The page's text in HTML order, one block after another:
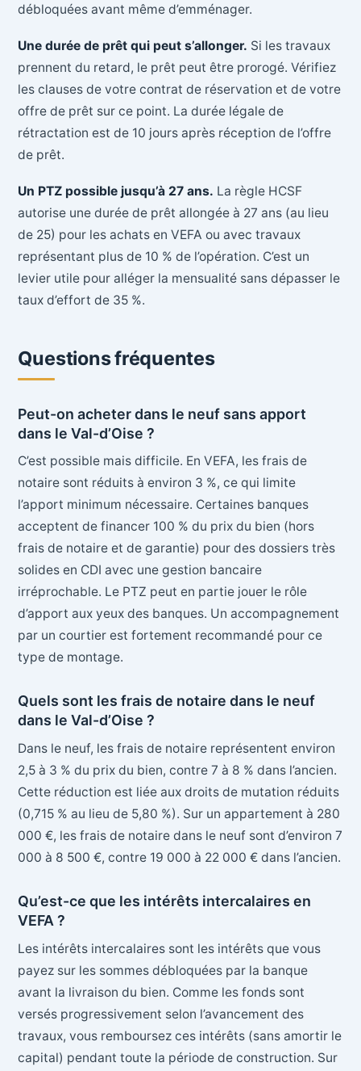
débloquées avant même d’emménager.
Une durée de prêt qui peut s’allonger. Si les travaux
prennent du retard, le prêt peut être prorogé. Vérifiez
les clauses de votre contrat de réservation et de votre
offre de prêt sur ce point. La durée légale de
rétractation est de 10 jours après réception de l’offre
de prêt.
Un PTZ possible jusqu’à 27 ans. La règle HCSF
autorise une durée de prêt allongée à 27 ans (au lieu
de 25) pour les achats en VEFA ou avec travaux
représentant plus de 10 % de l’opération. C’est un
levier utile pour alléger la mensualité sans dépasser le
taux d’effort de 35 %.
Questions fréquentes
Peut-on acheter dans le neuf sans apport
dans le Val-d’Oise ?
C’est possible mais difficile. En VEFA, les frais de
notaire sont réduits à environ 3 %, ce qui limite
l’apport minimum nécessaire. Certaines banques
acceptent de financer 100 % du prix du bien (hors
frais de notaire et de garantie) pour des dossiers très
solides en CDI avec une gestion bancaire
irréprochable. Le PTZ peut en partie jouer le rôle
d’apport aux yeux des banques. Un accompagnement
par un courtier est fortement recommandé pour ce
type de montage.
Quels sont les frais de notaire dans le neuf
dans le Val-d’Oise ?
Dans le neuf, les frais de notaire représentent environ
2,5 à 3 % du prix du bien, contre 7 à 8 % dans l’ancien.
Cette réduction est liée aux droits de mutation réduits
(0,715 % au lieu de 5,80 %). Sur un appartement à 280
000 €, les frais de notaire dans le neuf sont d’environ 7
000 à 8 500 €, contre 19 000 à 22 000 € dans l’ancien.
Qu’est-ce que les intérêts intercalaires en
VEFA ?
Les intérêts intercalaires sont les intérêts que vous
payez sur les sommes débloquées par la banque
avant la livraison du bien. Comme les fonds sont
versés progressivement selon l’avancement des
travaux, vous remboursez ces intérêts (sans amortir le
capital) pendant toute la période de construction. Sur